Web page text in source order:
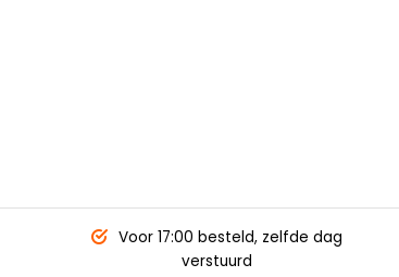
Voor 17:00 besteld, zelfde dag
verstuurd